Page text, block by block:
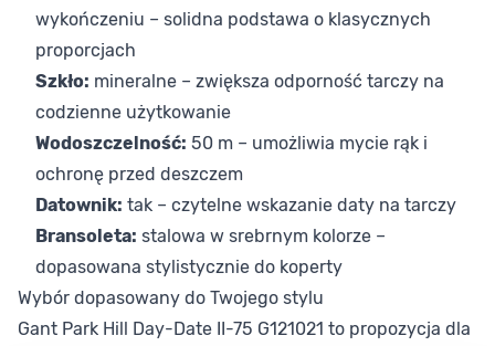
wykończeniu – solidna podstawa o klasycznych
proporcjach
Szkło: mineralne – zwiększa odporność tarczy na
codzienne użytkowanie
Wodoszczelność: 50 m – umożliwia mycie rąk i
ochronę przed deszczem
Datownik: tak – czytelne wskazanie daty na tarczy
Bransoleta: stalowa w srebrnym kolorze –
dopasowana stylistycznie do koperty
Wybór dopasowany do Twojego stylu
Gant Park Hill Day-Date II-75 G121021 to propozycja dla